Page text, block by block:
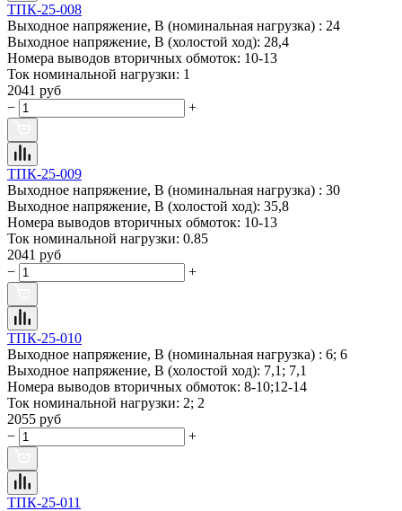
ТПК-25-008
Выходное напряжение, В (номинальная нагрузка) : 24
Выходное напряжение, В (холостой ход): 28,4
Номера выводов вторичных обмоток: 10-13
Ток номинальной нагрузки: 1
2041 руб
−
+
ТПК-25-009
Выходное напряжение, В (номинальная нагрузка) : 30
Выходное напряжение, В (холостой ход): 35,8
Номера выводов вторичных обмоток: 10-13
Ток номинальной нагрузки: 0.85
2041 руб
−
+
ТПК-25-010
Выходное напряжение, В (номинальная нагрузка) : 6; 6
Выходное напряжение, В (холостой ход): 7,1; 7,1
Номера выводов вторичных обмоток: 8-10;12-14
Ток номинальной нагрузки: 2; 2
2055 руб
−
+
ТПК-25-011